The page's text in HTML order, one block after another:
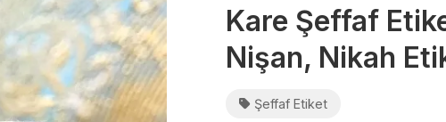
Kare Şeffaf
Nişan, Nikah
Şeffaf Etiket